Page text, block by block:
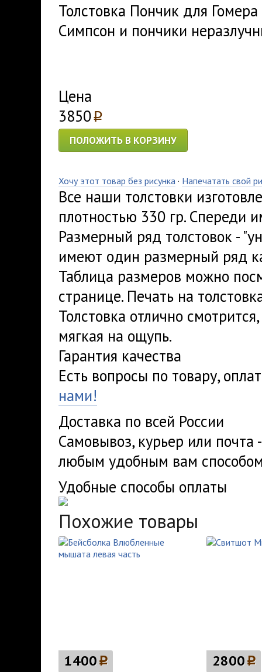
Толстовка Пончик для
Симпсон и пончики
Цена
3850p
ПОЛОЖИТЬ В КОРЗИНУ
Хочу этот товар без рисунка · Напечатать свой
Все наши толстовки
плотностью 330 гр. Спереди
Размерный ряд толстовок -
имеют один размерный ряд
Таблица размеров можно
странице. Печать на
Толстовка отлично
мягкая на ощупь.
Гарантия качества
Есть вопросы по товару,
нами!
Доставка по всей России
Самовывоз, курьер или
любым удобным вам
Удобные способы оплаты
Похожие товары
1400p 2800p